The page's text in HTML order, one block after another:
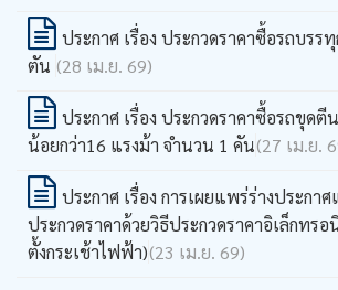
ประกาศ เรื่อง ประกวดราคาซื้อรถบรร
ตัน (28 เม.ย. 69)
ประกาศ เรื่อง ประกวดราคาซื้อรถขุด
น้อยกว่า16 แรงม้า จำนวน 1 คัน(27 เม.ย.
ประกาศ เรื่อง การเผยแพร่ร่างประกาศ
ประกวดราคาด้วยวิธีประกวดราคาอิเล็กทร
ตั้งกระเช้าไฟฟ้า)(23 เม.ย. 69)